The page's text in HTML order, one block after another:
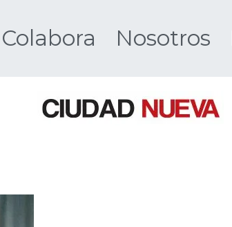
Colabora Nosotros